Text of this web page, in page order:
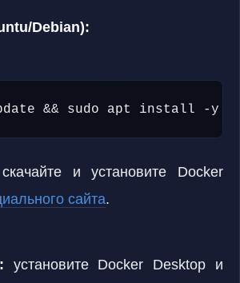
Debian):
&& sudo apt install -y
скачайте и установите Docker
сайта.
установите Docker Desktop и